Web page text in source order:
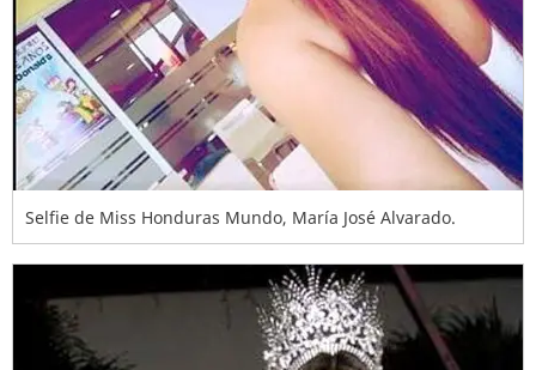
Selfie de Miss Honduras Mundo, María José Alvarado.